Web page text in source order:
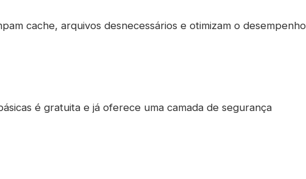
cache, arquivos desnecessários e otimizam o desempenho
é gratuita e já oferece uma camada de segurança